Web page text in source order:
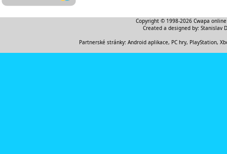
Copyright © 1998-2026 Cwapa
Created a designed by: Stanislav
Partnerské stránky: Android aplikace, PC hry, PlayStation,